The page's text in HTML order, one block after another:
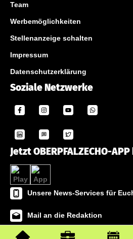
Team
Werbemöglichkeiten
Stellenanzeige schalten
Impressum
Datenschutzerklärung
Soziale Netzwerke
Jetzt OBERPFALZECHO-
Unsere News-Services für
Mail an die Redaktion